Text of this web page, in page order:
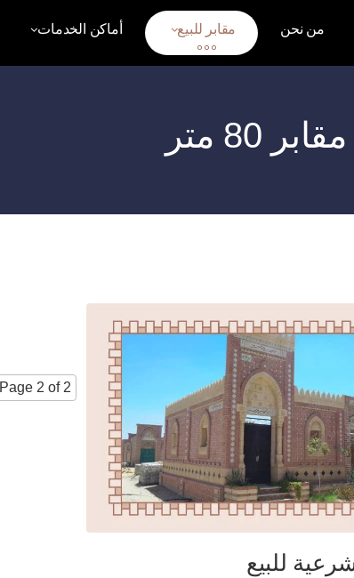
من نحن مقابر للبيع أماكن الخدمات
مقابر 80 متر
للبيع
Page 2 of 2